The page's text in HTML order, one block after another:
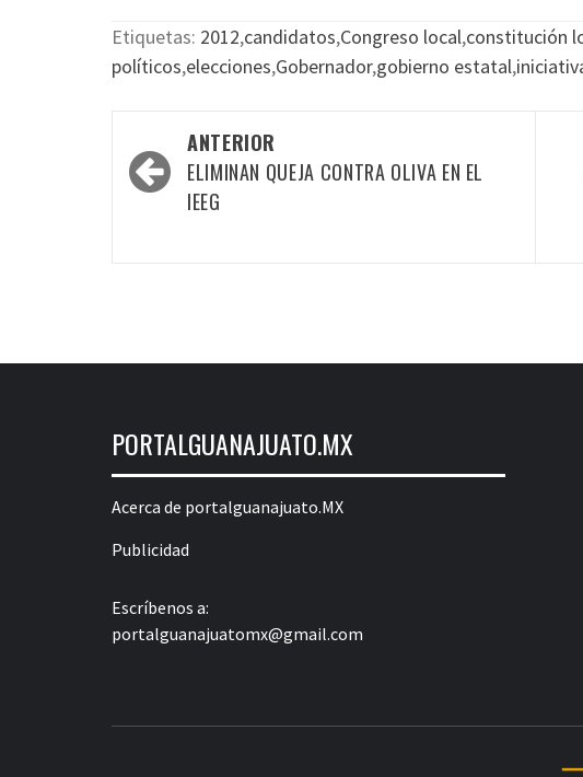
Etiquetas: 2012,candidatos,Congreso local,constitución
políticos,elecciones,Gobernador,gobierno estatal,
Navegación
por
ANTERIOR
ELIMINAN QUEJA CONTRA OLIVA EN EL
IEEG
PORTALGUANAJUATO.MX
Acerca de portalguanajuato.MX
Publicidad
Escríbenos a:
portalguanajuatomx@gmail.com